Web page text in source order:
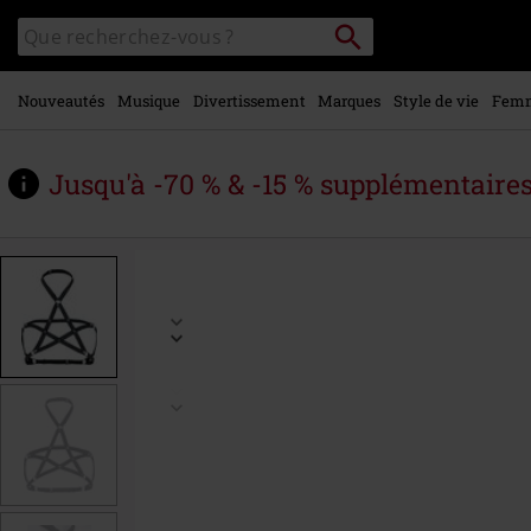
contenu
principal
Rechercher
sur
le
catalogue
Rechercher
Nouveautés Musique Divertissement Marques Style de vie
Jusqu'à -70 % & -15 %
www.large.be/fr/p/harnais/446082St.html